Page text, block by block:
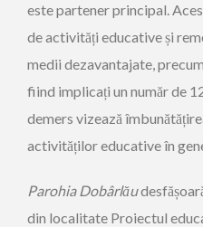
este partener principal.
de activități educative și
medii dezavantajate,
fiind implicați un număr de
demers vizează
activităților educative în
Parohia Dobârlău
din localitate Proiectul